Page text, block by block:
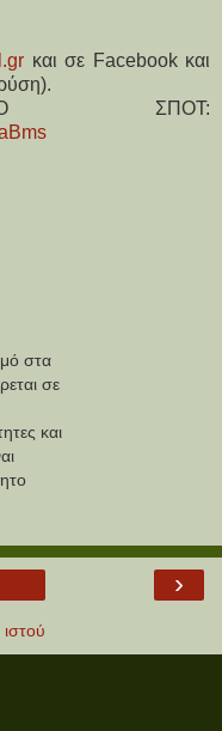
και σε Facebook και
στα
σε
και
›